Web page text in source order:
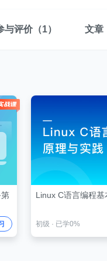
与评价（1） 文章
Linux C语言编程
初级 · 已学0%